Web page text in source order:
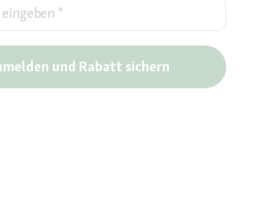
*
und Rabatt sichern